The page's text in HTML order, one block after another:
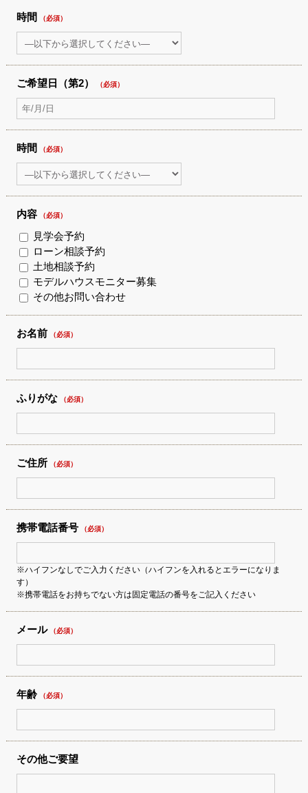
時間 （必須）
ご希望日（第2） （必須）
時間 （必須）
内容（必須）
見学会予約
ローン相談予約
土地相談予約
モデルハウスモニター募集
その他お問い合わせ
お名前 （必須）
ふりがな（必須）
ご住所（必須）
携帯電話番号（必須）
※ハイフンなしでご入力ください（ハイフンを入れるとエラーになりま
す）
※携帯電話をお持ちでない方は固定電話の番号をご記入ください
メール（必須）
年齢（必須）
その他ご要望